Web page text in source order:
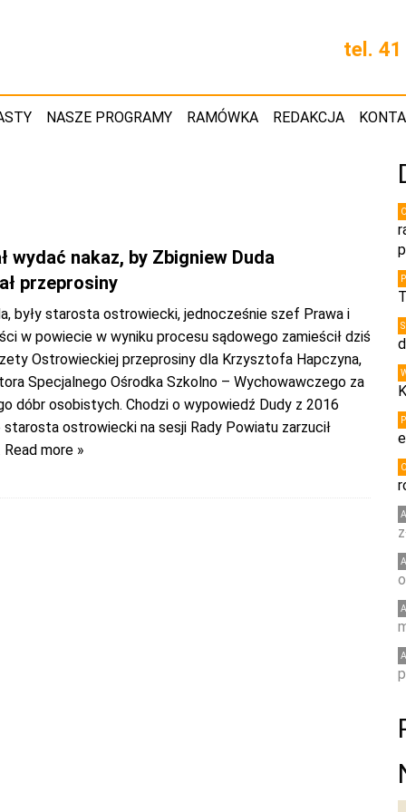
tel.
NASZE PROGRAMY RAMÓWKA REDAKCJA
wydać nakaz, by Zbigniew Duda
przeprosiny
były starosta ostrowiecki, jednocześnie szef Prawa i
w powiecie w wyniku procesu sądowego zamieścił dziś
Ostrowieckiej przeprosiny dla Krzysztofa Hapczyna,
Specjalnego Ośrodka Szkolno – Wychowawczego za
dóbr osobistych. Chodzi o wypowiedź Dudy z 2016
starosta ostrowiecki na sesji Rady Powiatu zarzucił
Read more »